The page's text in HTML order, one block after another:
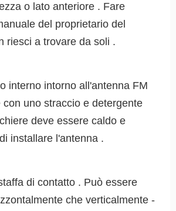
o lato anteriore . Fare
del proprietario del
riesci a trovare da soli .
interno intorno all'antenna FM
uno straccio e detergente
deve essere caldo e
installare l'antenna .
di contatto . Può essere
che verticalmente -